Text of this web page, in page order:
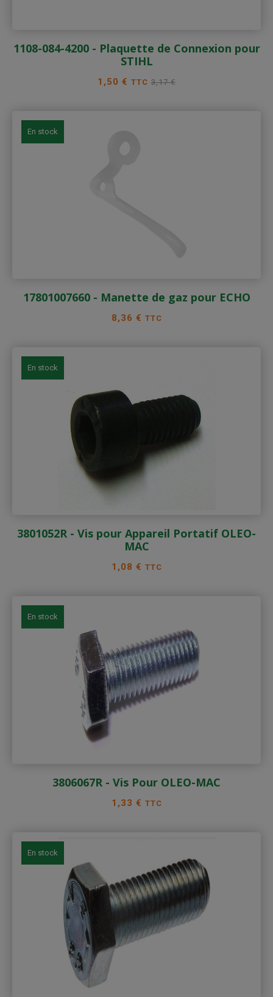
1108-084-4200 - Plaquette de Connexion pour
STIHL
Prix
1,50 € TTC Prix
3,17 €
En stock
17801007660 - Manette de gaz pour ECHO
Prix
8,36 € TTC
En stock
3801052R - Vis pour Appareil Portatif OLEO-
MAC
Prix
1,08 € TTC
En stock
3806067R - Vis Pour OLEO-MAC
Prix
1,33 € TTC
En stock